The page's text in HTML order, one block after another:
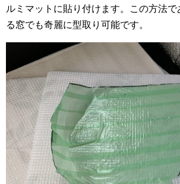
ルミマットに貼り付けます。この方法
る窓でも奇麗に型取り可能です。